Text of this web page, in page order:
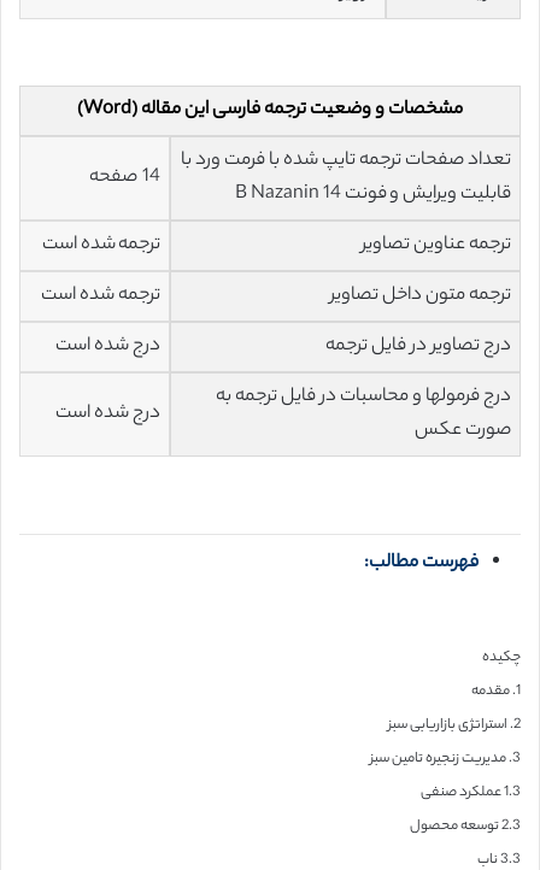
مشخصات و وضعیت ترجمه فارسی این مقاله (Word)
تعداد صفحات ترجمه تایپ شده با فرمت ورد با
قابلیت ویرایش و فونت 14 B Nazanin
14 صفحه
ترجمه عناوین تصاویر
ترجمه شده است
ترجمه متون داخل تصاویر
ترجمه شده است
درج تصاویر در فایل ترجمه
درج شده است
درج فرمولها و محاسبات در فایل ترجمه به
صورت عکس
درج شده است
فهرست مطالب:
چکیده
1. مقدمه
2. استراتژی بازاریابی سبز
3. مدیریت زنجیره تامین سبز
1.3 عملکرد صنفی
2.3 توسعه محصول
3.3 ناب